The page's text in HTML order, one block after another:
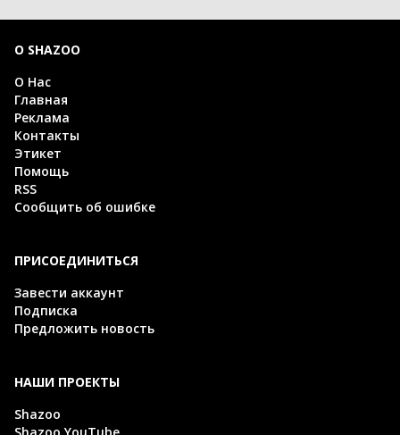
О SHAZOO
О Нас
Главная
Реклама
Контакты
Этикет
Помощь
RSS
Сообщить об ошибке
ПРИСОЕДИНИТЬСЯ
Завести аккаунт
Подписка
Предложить новость
НАШИ ПРОЕКТЫ
Shazoo